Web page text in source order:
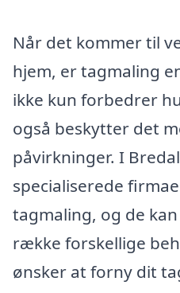
Når det kommer til
hjem, er tagmaling
ikke kun forbedrer
også beskytter det
påvirkninger. I
specialiserede
tagmaling, og de
række forskellige
ønsker at forny dit